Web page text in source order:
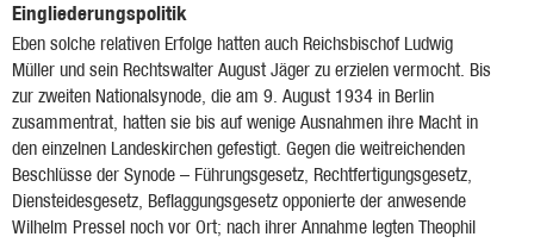
Eingliederungspolitik
Eben solche relativen Erfolge hatten auch Reichsbischof Ludwig
Müller und sein Rechtswalter August Jäger zu erzielen vermocht. Bis
zur zweiten Nationalsynode, die am 9. August 1934 in Berlin
zusammentrat, hatten sie bis auf wenige Ausnahmen ihre Macht in
den einzelnen Landeskirchen gefestigt. Gegen die weitreichenden
Beschlüsse der Synode – Führungsgesetz, Rechtfertigungsgesetz,
Diensteidesgesetz, Beflaggungsgesetz opponierte der anwesende
Wilhelm Pressel noch vor Ort; nach ihrer Annahme legten Theophil